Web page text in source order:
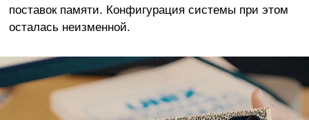
поставок памяти. Конфигурация системы при этом
осталась неизменной.